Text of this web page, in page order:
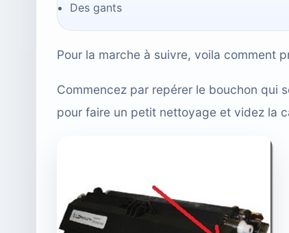
Des gants
Pour la marche à suivre, voila comment
Commencez par repérer le bouchon qui
pour faire un petit nettoyage et videz la